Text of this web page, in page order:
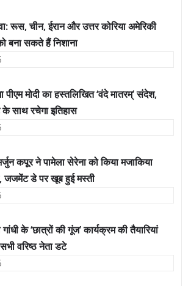
रूस, चीन, ईरान और उत्तर कोरिया अमेरिकी
बना सकते हैं निशाना
पीएम मोदी का हस्तलिखित ‘वंदे मातरम्’ संदेश,
साथ रचेगा इतिहास
कपूर ने पामेला सेरेना को किया मजाकिया
जजमेंट डे पर खूब हुई मस्ती
के ‘छात्रों की गूंज’ कार्यक्रम की तैयारियां
वरिष्ठ नेता डटे